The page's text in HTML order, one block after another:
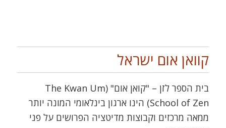
קוואן אום ישראל
בית הספר לזן – "קואן אום" (The Kwan Um
School of Zen) הינו ארגון בינלאומי המונה יותר
ממאה מרכזים וקבוצות מדיטציה הפרושים על פני